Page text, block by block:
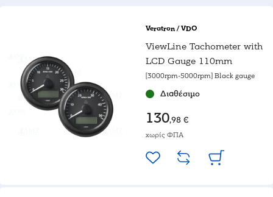
Veratron / VDO
ViewLine Tachometer with
LCD Gauge 110mm
[3000rpm-5000rpm] Black gauge
Διαθέσιμο
130,98 €
χωρίς ΦΠΑ